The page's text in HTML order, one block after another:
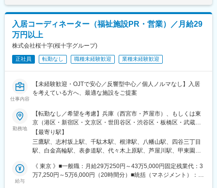
■当社について：
兵庫工場では原薬・中間体製造に必要な最新設備を備えており、
東和薬品の100％子会社として、高品質な原薬の研究・製造を通
じてジェネリック医薬品の安定供給に貢献しています。原薬の研
究ノウハウを活かした製造・品質管理を行うことで、品質の高い
原薬を安定的に確保する体制を構築し、原薬からこだわった製品
づくりを可能にしています。
変更の範囲：会社の定める業務
割、卸7割程度）。新規顧客への提案活動を行うこともございま
す。
※宿泊を伴う出張は原則ありません！
ス
・新製品の案内、見積り作成、問い合わせ対応
・1日5～10件の訪問を行い、スピード感ある対応で信頼関係を構
築
■組織構成
営業5名（30代～50代）、サービス2名、事務1名
■担当製品
主力は低周波治療器、ウォーターマッサージベッド、牽引治療器
界初の機能を備えた製品など、従来品に改良を加えたラインナッ
プが特徴です。整形外科クリニック、病院、福祉施設、接骨院な
あります。月給(月額)は固定手当を含めた表記です。
入居コーディネーター（福祉施設PR・営業）／月給29
万円以上
株式会社桜十字(桜十字グループ)
正社員 転勤なし 職種未経験歓迎 業種未経験歓迎
仕事内容
【未経験歓迎・OJTで安心／反響型中心／個人ノルマなし】入居
を考えている方へ、最適な施設をご提案
勤務地
【転勤なし／希望を考慮】兵庫（西宮市・芦屋市）、もしくは東
京（港区・新宿区・文京区・世田谷区・渋谷区・板橋区・武蔵野
市内）のいずれかにて勤務■ホスピタルメント武蔵野三鷹駅 徒歩7
分■ホスピタルメント板橋ときわ台志村坂上駅 徒歩12分ときわ台
駅 徒歩14分■ホスピタルメント文京千駄木千駄木駅 徒歩7分本駒
日暮里駅 徒歩10分■ホスピタルメント本郷根津駅 徒歩6分東大前
駅 徒歩9分■ホスピタルメント世田谷八幡山八幡山駅 徒歩8分■ホ
【最寄り駅】
三鷹駅、志村坂上駅、千駄木駅、根津駅、八幡山駅、四谷三丁目
駅、白金高輪駅、表参道駅、代々木上原駅、芦屋川駅、甲東園
駅、本駒込駅、国立競技場駅、代々木八幡駅
給与
《 東京 》■一般職：月給29万250円～43万5,000円固定残業代：3
万7,250円～5万6,000円（20時間分）■統括（マネジメント）：月